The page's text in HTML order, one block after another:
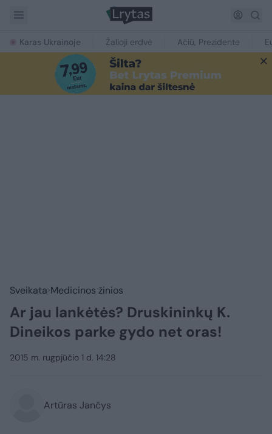
Karas Ukrainoje Žalioji erdvė Ačiū, Prezidente
Sveikata Medicinos žinios
Ar jau lankėtės? Druskininkų K.
Dineikos parke gydo net oras!
2015 m. rugpjūčio 1 d. 14:28
Artūras Jančys